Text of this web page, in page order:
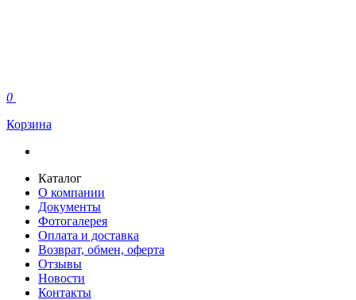
0
Корзина
Каталог
О компании
Документы
Фотогалерея
Оплата и доставка
Возврат, обмен, оферта
Отзывы
Новости
Контакты